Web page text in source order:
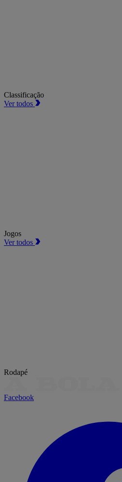
Classificação
Ver todos
Jogos
Ver todos
Rodapé
Facebook